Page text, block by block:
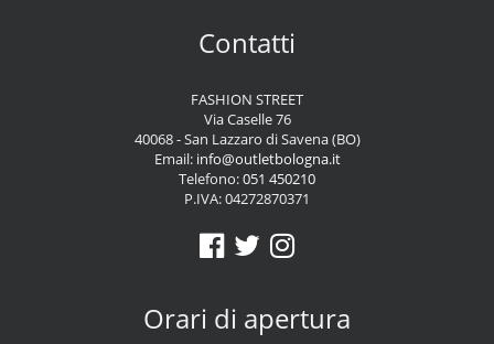
Contatti
FASHION STREET
Via Caselle 76
40068 - San Lazzaro di Savena (BO)
Email: info@outletbologna.it
Telefono:051 450210
P.IVA: 04272870371
Orari di apertura